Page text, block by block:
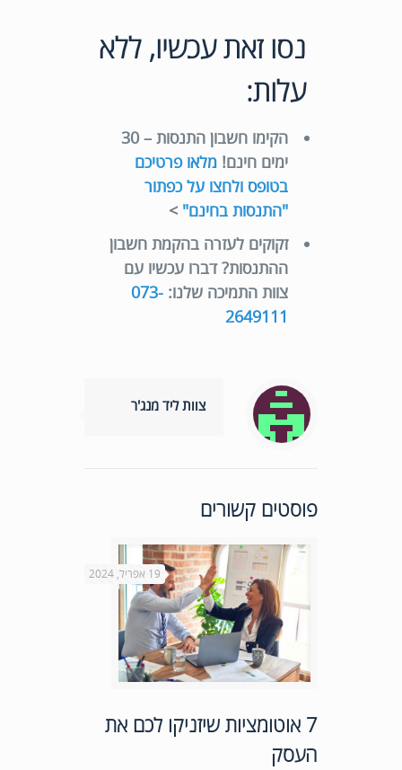
נסו זאת עכשיו, ללא
עלות:
הקימו חשבון התנסות – 30
ימים חינם! מלאו פרטיכם
בטופס ולחצו על כפתור
"התנסות בחינם" >
זקוקים לעזרה בהקמת חשבון
ההתנסות? דברו עכשיו עם
צוות התמיכה שלנו: 073-
2649111
צוות ליד מנג'ר
פוסטים קשורים
19 אפריל, 2024
7 אוטומציות שיזניקו לכם את
העסק